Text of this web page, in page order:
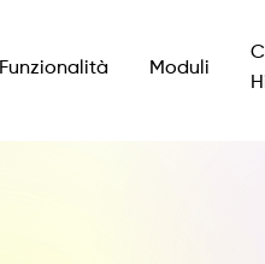
Funzionalità Moduli